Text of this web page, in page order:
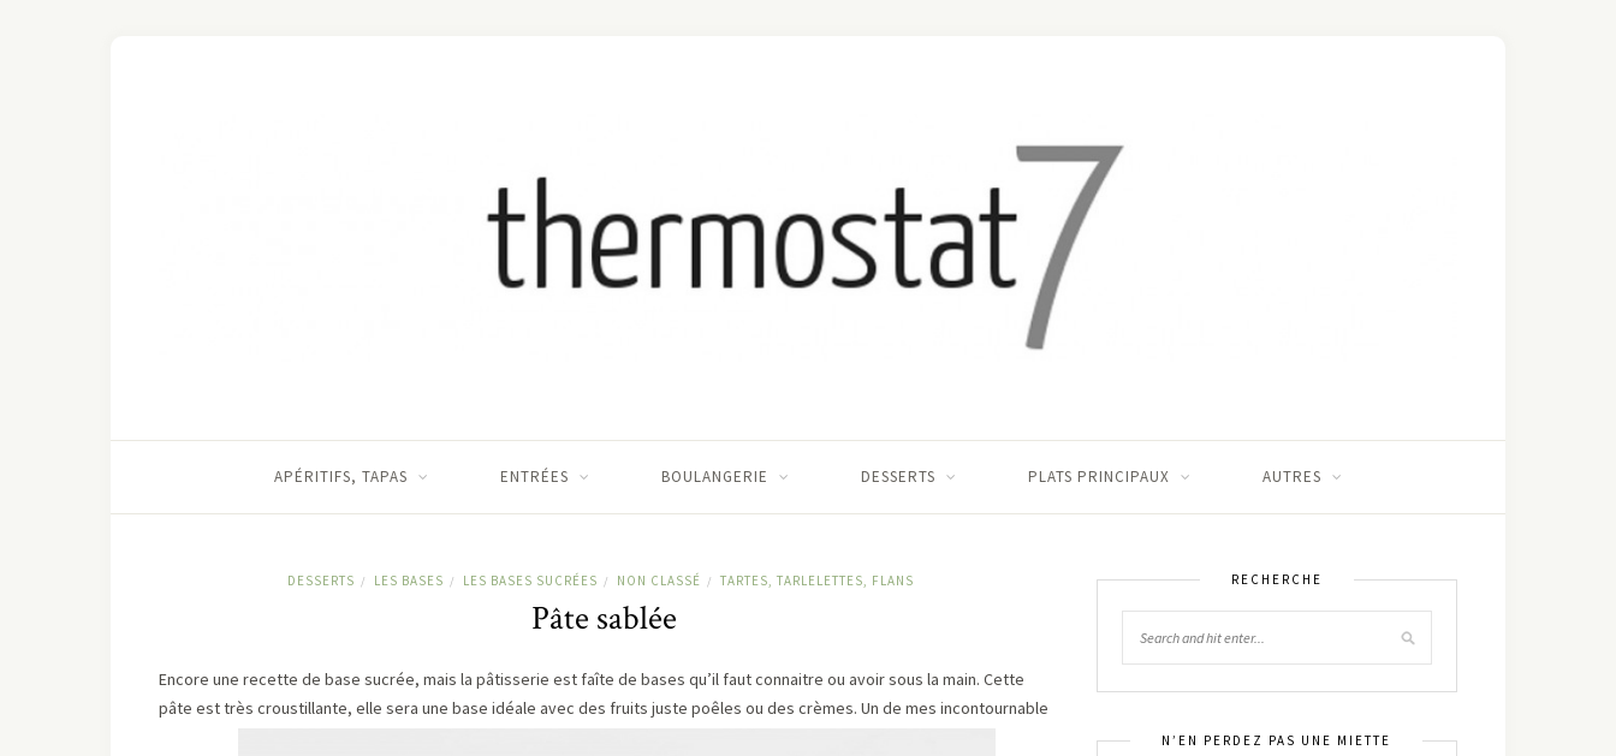
APÉRITIFS, TAPAS ENTRÉES BOULANGERIE DESSERTS PLATS PRINCIPAUX AUTRES
DESSERTS / LES BASES / LES BASES SUCRÉES / NON CLASSÉ / TARTES, TARLELETTES, FLANS
Pâte sablée
Encore une recette de base sucrée, mais la pâtisserie est faîte de bases qu’il faut connaitre ou avoir sous la main. Cette
pâte est très croustillante, elle sera une base idéale avec des fruits juste poêles ou des crèmes. Un de mes incontournable
RECHERCHE
N’EN PERDEZ PAS UNE MIETTE